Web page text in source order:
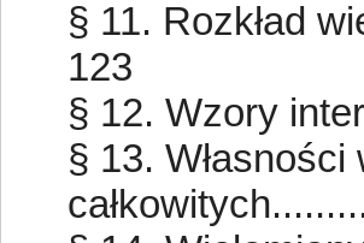
§ 11. Rozkład
123
§ 12. Wzory
§ 13.